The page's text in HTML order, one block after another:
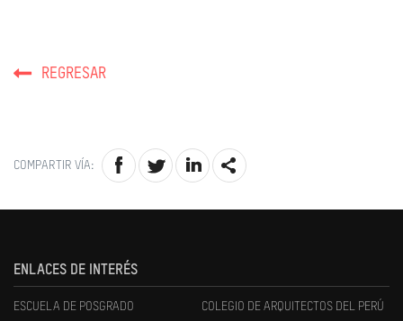
REGRESAR
COMPARTIR VÍA:
ENLACES DE INTERÉS
ESCUELA DE POSGRADO COLEGIO DE ARQUITECTOS DEL PERÚ